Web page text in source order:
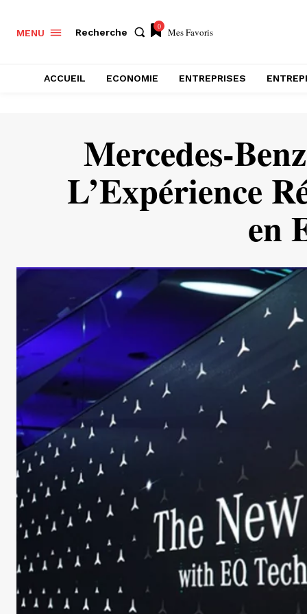
MENU Recherche
0 Mes Favoris
ACCUEIL ECONOMIE ENTREPRISES
Mercedes-
L’Expérience
en